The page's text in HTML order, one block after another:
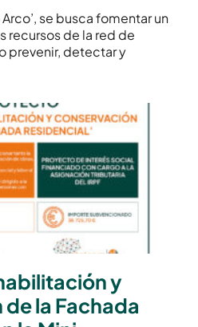
se busca fomentar un
recursos de la red de
prevenir, detectar y
y
la Fachada